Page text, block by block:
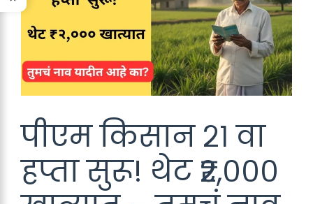
पीएम किसान २१ वा
हप्ता सुरू! थेट ₹२,०००